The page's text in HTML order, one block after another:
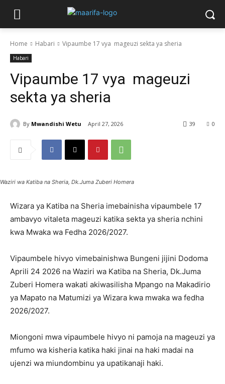
Home Habari Vipaumbe 17 vya mageuzi sekta ya sheria
Habari
Vipaumbe 17 vya mageuzi
sekta ya sheria
By Mwandishi Wetu April 27, 2026 0
39
Waziri wa Katiba na Sheria, Dk.Juma Zuberi Homera
Wizara ya Katiba na Sheria imebainisha vipaumbele 17
ambavyo vitaleta mageuzi katika sekta ya sheria nchini
kwa Mwaka wa Fedha 2026/2027.
Vipaumbele hivyo vimebainishwa Bungeni jijini Dodoma
Aprili 24 2026 na Waziri wa Katiba na Sheria, Dk.Juma
Zuberi Homera wakati akiwasilisha Mpango na Makadirio
ya Mapato na Matumizi ya Wizara kwa mwaka wa fedha
2026/2027.
Miongoni mwa vipaumbele hivyo ni pamoja na mageuzi ya
mfumo wa kisheria katika haki jinai na haki madai na
ujenzi wa miundombinu ya upatikanaji haki.